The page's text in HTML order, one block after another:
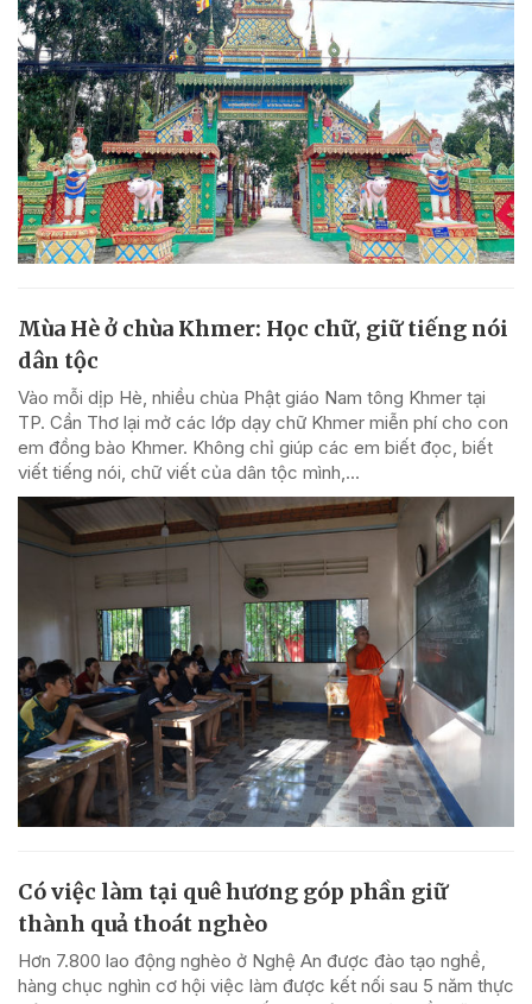
Mùa Hè ở chùa Khmer: Học chữ, giữ tiếng nói
dân tộc
Vào mỗi dịp Hè, nhiều chùa Phật giáo Nam tông Khmer tại
TP. Cần Thơ lại mở các lớp dạy chữ Khmer miễn phí cho con
em đồng bào Khmer. Không chỉ giúp các em biết đọc, biết
viết tiếng nói, chữ viết của dân tộc mình,...
Có việc làm tại quê hương góp phần giữ
thành quả thoát nghèo
Hơn 7.800 lao động nghèo ở Nghệ An được đào tạo nghề,
hàng chục nghìn cơ hội việc làm được kết nối sau 5 năm thực